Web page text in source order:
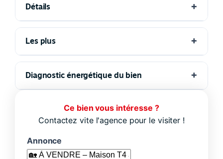
Détails
Les plus
Diagnostic énergétique du bien
Ce bien vous intéresse ?
Contactez vite l'agence pour le visiter !
Annonce